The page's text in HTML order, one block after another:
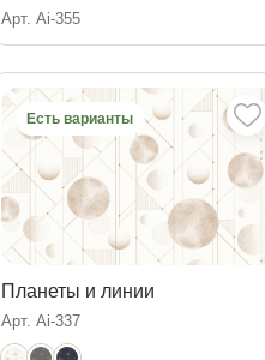
Арт. Ai-355
Есть варианты
Планеты и линии
Арт. Ai-337